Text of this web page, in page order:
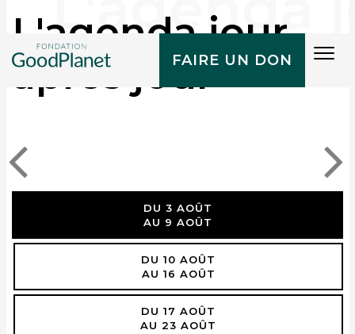
FAIRE UN DON
L'agenda jour
après jour
DU 3 AOÛT
AU 9 AOÛT
DU 10 AOÛT
AU 16 AOÛT
DU 17 AOÛT
AU 23 AOÛT